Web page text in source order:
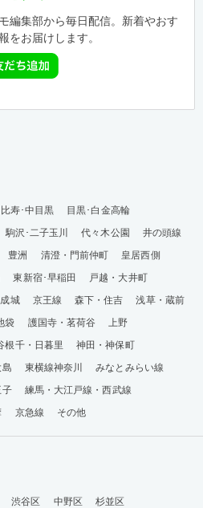
編集部から毎日配信。新着やおす
をお届けします。
寿･中目黒
目黒･白金高輪
駒沢･二子玉川 代々木公園
井の頭線
豊洲 清澄・門前仲町
皇居西側
東新宿･早稲田
戸越・大井町
城 京王線 森下・住吉
浅草・蔵前
袋 護国寺・茗荷谷
上野
根千・日暮里
神田・神保町
東横線神奈川
みなとみらい線
子
練馬・大江戸線・西武線
京急線 その他
渋谷区 中野区 杉並区